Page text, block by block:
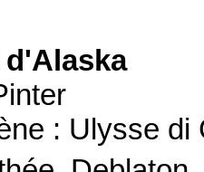
: Ulysse di